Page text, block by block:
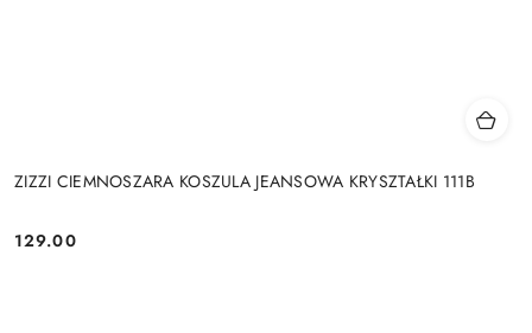
ZIZZI CIEMNOSZARA KOSZULA JEANSOWA KRYSZTAŁKI 111B
Cena:
129.00